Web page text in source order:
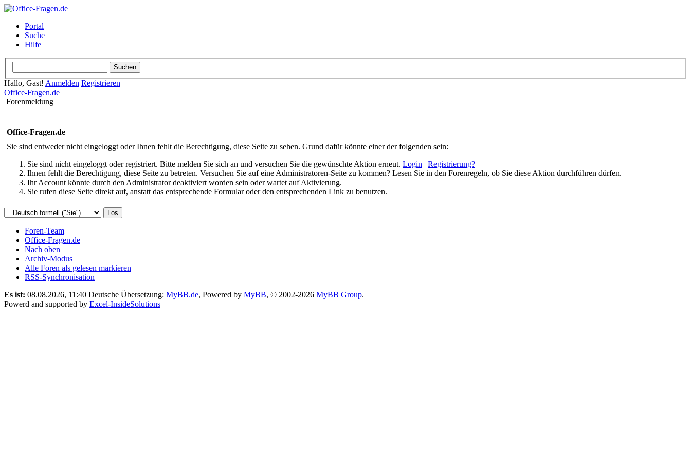
Portal
Suche
Hilfe
Hallo, Gast! Anmelden Registrieren
Office-Fragen.de
Forenmeldung
Office-Fragen.de
Sie sind entweder nicht eingeloggt oder Ihnen fehlt die Berechtigung, diese Seite zu sehen. Grund dafür könnte einer der folgenden sein:
Sie sind nicht eingeloggt oder registriert. Bitte melden Sie sich an und versuchen Sie die gewünschte Aktion erneut. Login | Registrierung?
Ihnen fehlt die Berechtigung, diese Seite zu betreten. Versuchen Sie auf eine Administratoren-Seite zu kommen? Lesen Sie in den Forenregeln, ob Sie diese Aktion durchführen dürfen.
Ihr Account könnte durch den Administrator deaktiviert worden sein oder wartet auf Aktivierung.
Sie rufen diese Seite direkt auf, anstatt das entsprechende Formular oder den entsprechenden Link zu benutzen.
Foren-Team
Office-Fragen.de
Nach oben
Archiv-Modus
Alle Foren als gelesen markieren
RSS-Synchronisation
Es ist: 08.08.2026, 11:40 Deutsche Übersetzung: MyBB.de, Powered by MyBB, © 2002-2026 MyBB Group.
Powerd and supported by Excel-InsideSolutions